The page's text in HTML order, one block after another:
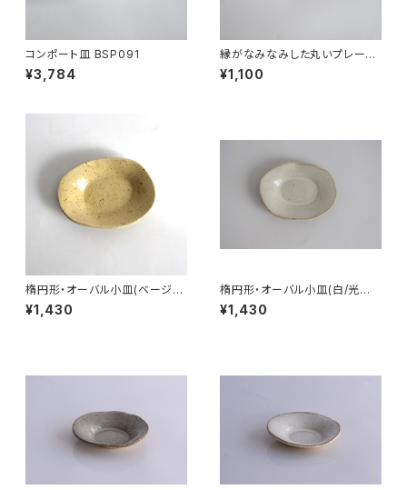
コンポート皿 BSP091
¥3,784
縁がなみなみした丸いプレート
小皿(茶/飴色/光沢/黒/点模様/
白御影土)
¥1,100
楕円形・オーバル小皿(ベージュ/
点模様/光沢/白御影土)
¥1,430
楕円形・オーバル小皿(白/光沢/
白御影土)
¥1,430